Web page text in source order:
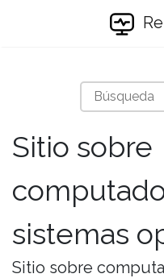
Sitio sobre
sistemas
Sitio sobre